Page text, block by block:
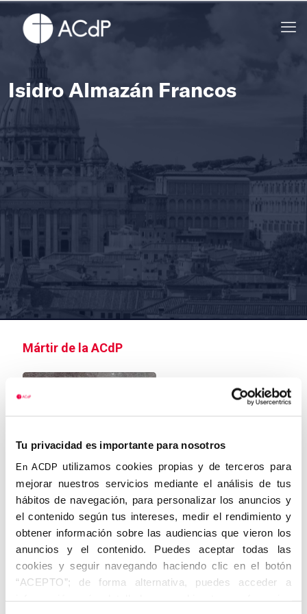
Tu privacidad es importante para nosotros
En ACDP utilizamos cookies propias y de terceros para
mejorar nuestros servicios mediante el análisis de tus
hábitos de navegación, para personalizar los anuncios y
el contenido según tus intereses, medir el rendimiento y
obtener información sobre las audiencias que vieron los
anuncios y el contenido. Puedes aceptar todas las
cookies y seguir navegando haciendo clic en el botón
“ACEPTO”; de forma alternativa, puedes acceder a
información más detallada y cambiar tus preferencias
Isidro Almazán Francos
Mártir de la ACdP
Isidro Almazán Francos
Estudia para maestro elemental en el Instituto General y